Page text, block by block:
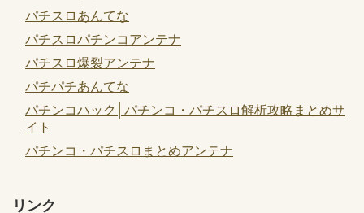
パチスロあんてな
パチスロパチンコアンテナ
パチスロ爆裂アンテナ
パチパチあんてな
パチンコハック│パチンコ・パチスロ解析攻略まとめサ
イト
パチンコ・パチスロまとめアンテナ
リンク